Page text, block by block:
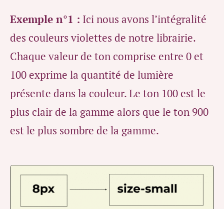
Exemple n°1 : Ici nous avons l’intégralité
des couleurs violettes de notre librairie.
Chaque valeur de ton comprise entre 0 et
100 exprime la quantité de lumière
présente dans la couleur. Le ton 100 est le
plus clair de la gamme alors que le ton 900
est le plus sombre de la gamme.